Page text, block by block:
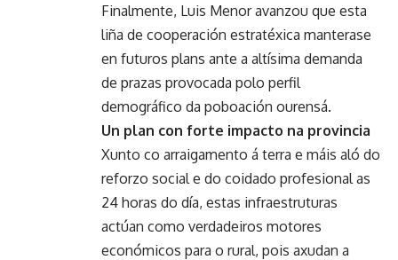
Finalmente, Luis Menor avanzou que esta
liña de cooperación estratéxica manterase
en futuros plans ante a altísima demanda
de prazas provocada polo perfil
demográfico da poboación ourensá.
Un plan con forte impacto na provincia
Xunto co arraigamento á terra e máis aló do
reforzo social e do coidado profesional as
24 horas do día, estas infraestruturas
actúan como verdadeiros motores
económicos para o rural, pois axudan a